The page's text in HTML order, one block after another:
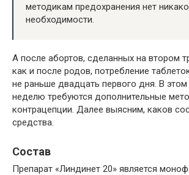
методикам предохранения нет
необходимости.
А после абортов, сделанных на втором
как и после родов, потребление
не раньше двадцать первого дня. В
неделю требуются дополнительные
контрацепции. Далее выясним, каков
средства.
Состав
Препарат «Линдинет 20» является